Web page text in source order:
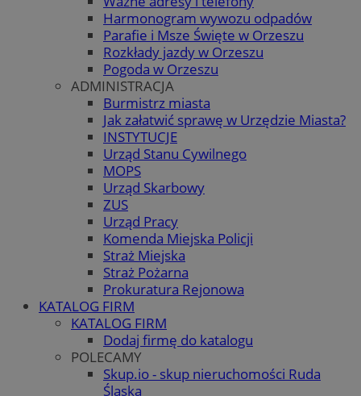
Harmonogram wywozu odpadów
Parafie i Msze Święte w Orzeszu
Rozkłady jazdy w Orzeszu
Pogoda w Orzeszu
ADMINISTRACJA
Burmistrz miasta
Jak załatwić sprawę w Urzędzie Miasta?
INSTYTUCJE
Urząd Stanu Cywilnego
MOPS
Urząd Skarbowy
ZUS
Urząd Pracy
Komenda Miejska Policji
Straż Miejska
Straż Pożarna
Prokuratura Rejonowa
KATALOG FIRM
KATALOG FIRM
Dodaj firmę do katalogu
POLECAMY
Skup.io - skup nieruchomości Ruda
Śląska